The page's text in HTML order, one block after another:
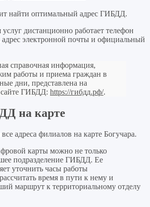
найти оптимальный адрес ГИБДД.
дистанционно работает телефон
электронной почты и официальный
справочная информация,
работы и приема граждан в
дни, представлена на
ГИБДД: https://гибдд.рф/.
на карте
адреса филиалов на карте Богучара.
карты можно не только
подразделение ГИБДД. Ее
уточнить часы работы
время в пути к нему и
маршрут к территориальному отделу